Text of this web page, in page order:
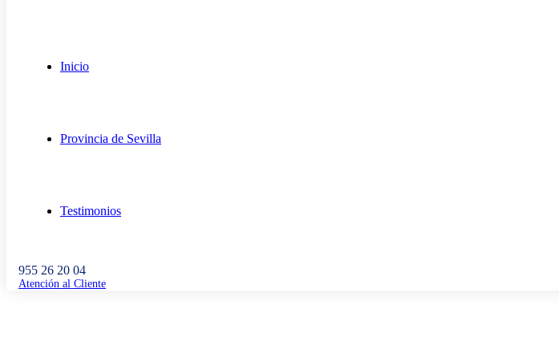
Inicio
Provincia de Sevilla
Testimonios
955 26 20 04
Atención al Cliente